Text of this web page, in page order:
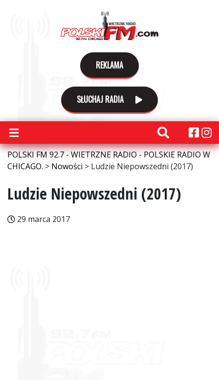
REKLAMA
SŁUCHAJ RADIA
POLSKI FM 92.7 - WIETRZNE RADIO - POLSKIE RADIO W
CHICAGO. > Nowości > Ludzie Niepowszedni (2017)
Ludzie Niepowszedni (2017)
29 marca 2017